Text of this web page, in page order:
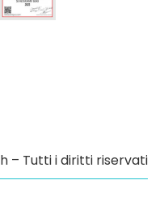
– Tutti i diritti riservati